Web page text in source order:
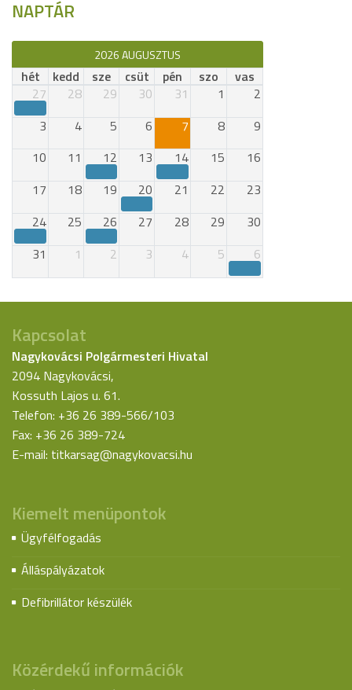
NAPTÁR
2026 AUGUSZTUS
hét kedd sze csüt pén szo
vas
27
28 29 30 31 1
2
3
4 5 6 7 8
9
10
11 12 13 14 15
16
17
18 19 20 21 22
23
24
25 26 27 28 29
30
31
1 2 3 4 5 6
Kapcsolat
Nagykovácsi Polgármesteri Hivatal
2094 Nagykovácsi,
Kossuth Lajos u. 61.
Telefon: +36 26 389-566/103
Fax: +36 26 389-724
E-mail: titkarsag@nagykovacsi.hu
Kiemelt menüpontok
Ügyfélfogadás
Álláspályázatok
Defibrillátor készülék
Közérdekű információk